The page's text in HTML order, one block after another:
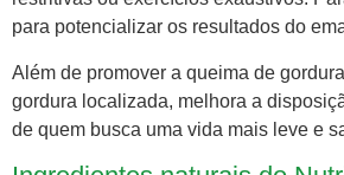
para potencializar os resultados do
Além de promover a queima de
gordura localizada, melhora a
de quem busca uma vida mais leve e